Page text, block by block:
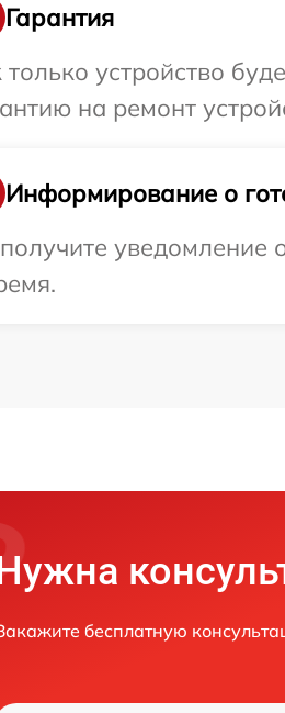
Гарантия
только устройство
на ремонт
Информирование о
уведомление
бесплатную